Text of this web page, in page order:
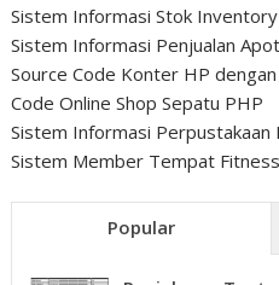
Sistem Informasi Stok
Sistem Informasi Penjualan
Source Code Konter HP
Code Online Shop Sepatu PHP
Sistem Informasi Perpustakaan
Sistem Member Tempat
Popular